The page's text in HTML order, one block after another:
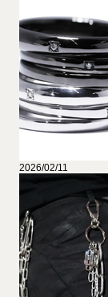
2026/02/11